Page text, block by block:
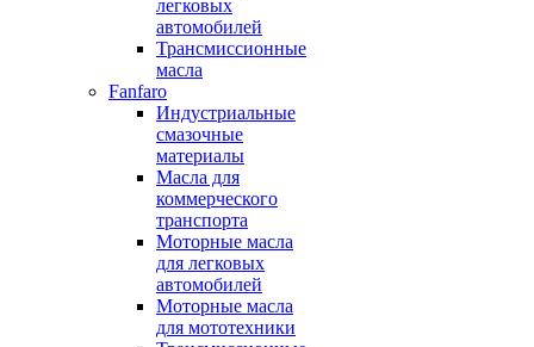
легковых
автомобилей
Трансмиссионные
масла
Fanfaro
Индустриальные
смазочные
материалы
Масла для
коммерческого
транспорта
Моторные масла
для легковых
автомобилей
Моторные масла
для мототехники